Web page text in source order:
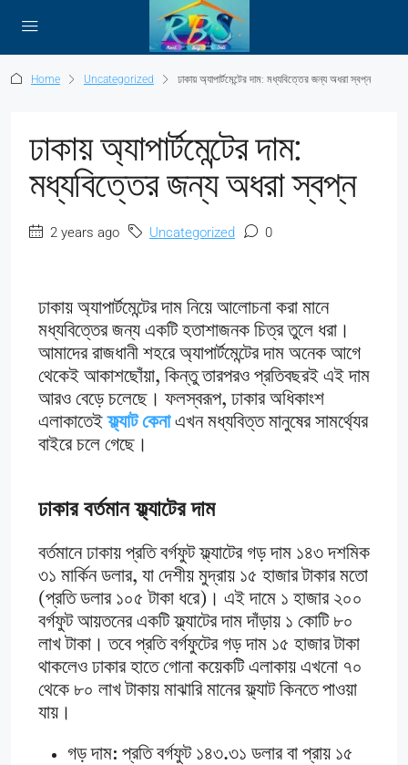
Home Uncategorized ঢাকায় অ্যাপার্টমেন্টের দাম: মধ্যবিত্তের জন্য অধরা স্বপ্ন
ঢাকায় অ্যাপার্টমেন্টের দাম:
মধ্যবিত্তের জন্য অধরা স্বপ্ন
2 years ago Uncategorized 0
ঢাকায় অ্যাপার্টমেন্টের দাম নিয়ে আলোচনা করা মানে
মধ্যবিত্তের জন্য একটি হতাশাজনক চিত্র তুলে ধরা।
আমাদের রাজধানী শহরে অ্যাপার্টমেন্টের দাম অনেক আগে
থেকেই আকাশছোঁয়া, কিন্তু তারপরও প্রতিবছরই এই দাম
আরও বেড়ে চলেছে। ফলস্বরূপ, ঢাকার অধিকাংশ
এলাকাতেইফ্ল্যাট কেনাএখন মধ্যবিত্ত মানুষের সামর্থ্যের
বাইরে চলে গেছে।
ঢাকার বর্তমান ফ্ল্যাটের দাম
বর্তমানে ঢাকায় প্রতি বর্গফুট ফ্ল্যাটের গড় দাম ১৪৩ দশমিক
৩১ মার্কিন ডলার, যা দেশীয় মুদ্রায় ১৫ হাজার টাকার মতো
(প্রতি ডলার ১০৫ টাকা ধরে)। এই দামে ১ হাজার ২০০
বর্গফুট আয়তনের একটি ফ্ল্যাটের দাম দাঁড়ায় ১ কোটি ৮০
লাখ টাকা। তবে প্রতি বর্গফুটের গড় দাম ১৫ হাজার টাকা
থাকলেও ঢাকার হাতে গোনা কয়েকটি এলাকায় এখনো ৭০
থেকে ৮০ লাখ টাকায় মাঝারি মানের ফ্ল্যাট কিনতে পাওয়া
যায়।
গড় দাম: প্রতি বর্গফুট ১৪৩.৩১ ডলার বা প্রায় ১৫